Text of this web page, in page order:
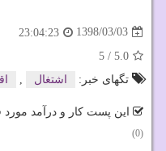
1398/03/03
23:04:23
5.0
/
5
تگهای خبر:
اشتغال ,
این پست کار و درآمد
(0)